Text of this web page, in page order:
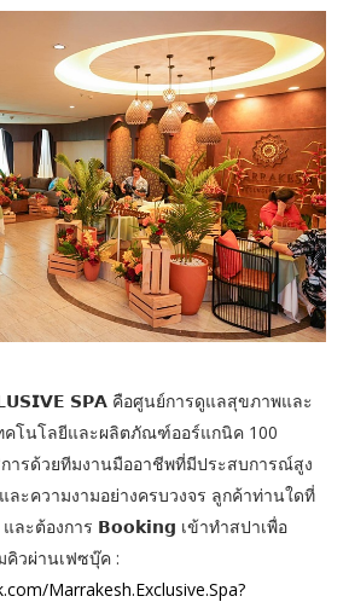
𝗦𝗣𝗔 คือศูนย์การดูแลสุขภาพและ
คโนโลยีและผลิตภัณฑ์ออร์แกนิค 100
การด้วยทีมงานมืออาชีพที่มีประสบการณ์สูง
ะความงามอย่างครบวงจร ลูกค้าท่านใดที่
ละต้องการ 𝗕𝗼𝗼𝗸𝗶𝗻𝗴 เข้าทำสปาเพื่อ
วผ่านเฟซบุ๊ค :
Marrakesh.Exclusive.Spa?